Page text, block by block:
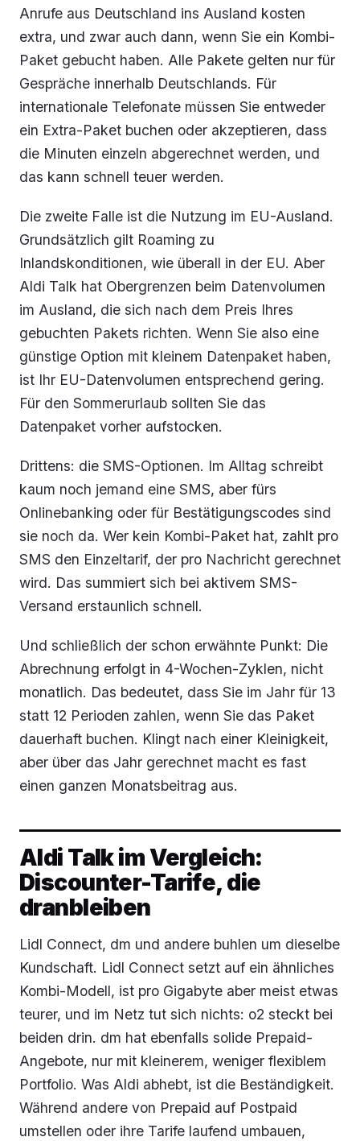
Anrufe aus Deutschland ins Ausland kosten
extra, und zwar auch dann, wenn Sie ein Kombi-
Paket gebucht haben. Alle Pakete gelten nur für
Gespräche innerhalb Deutschlands. Für
internationale Telefonate müssen Sie entweder
ein Extra-Paket buchen oder akzeptieren, dass
die Minuten einzeln abgerechnet werden, und
das kann schnell teuer werden.
Die zweite Falle ist die Nutzung im EU-Ausland.
Grundsätzlich gilt Roaming zu
Inlandskonditionen, wie überall in der EU. Aber
Aldi Talk hat Obergrenzen beim Datenvolumen
im Ausland, die sich nach dem Preis Ihres
gebuchten Pakets richten. Wenn Sie also eine
günstige Option mit kleinem Datenpaket haben,
ist Ihr EU-Datenvolumen entsprechend gering.
Für den Sommerurlaub sollten Sie das
Datenpaket vorher aufstocken.
Drittens: die SMS-Optionen. Im Alltag schreibt
kaum noch jemand eine SMS, aber fürs
Onlinebanking oder für Bestätigungscodes sind
sie noch da. Wer kein Kombi-Paket hat, zahlt pro
SMS den Einzeltarif, der pro Nachricht gerechnet
wird. Das summiert sich bei aktivem SMS-
Versand erstaunlich schnell.
Und schließlich der schon erwähnte Punkt: Die
Abrechnung erfolgt in 4-Wochen-Zyklen, nicht
monatlich. Das bedeutet, dass Sie im Jahr für 13
statt 12 Perioden zahlen, wenn Sie das Paket
dauerhaft buchen. Klingt nach einer Kleinigkeit,
aber über das Jahr gerechnet macht es fast
einen ganzen Monatsbeitrag aus.
Aldi Talk im Vergleich:
Discounter-Tarife, die
dranbleiben
Lidl Connect, dm und andere buhlen um dieselbe
Kundschaft. Lidl Connect setzt auf ein ähnliches
Kombi-Modell, ist pro Gigabyte aber meist etwas
teurer, und im Netz tut sich nichts: o2 steckt bei
beiden drin. dm hat ebenfalls solide Prepaid-
Angebote, nur mit kleinerem, weniger flexiblem
Portfolio. Was Aldi abhebt, ist die Beständigkeit.
Während andere von Prepaid auf Postpaid
umstellen oder ihre Tarife laufend umbauen,